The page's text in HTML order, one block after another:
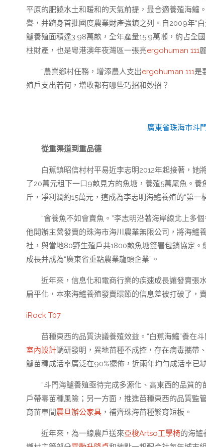
平原的肥饒水土和暖和的天氣前提，最合適養殖海鱸
譽，并躋身首批國度農業財產強鎮之列。自2009年“
鱸養殖面積達3.98萬畝，全年產量15.9萬噸，約占全
柱財產，也是粵港澳年夜灣區一張亮ergohuman 111
“農業鄉村任務，增添農人支出ergohuman 111是
殖戶支出若何，增收都有哪些巧招和妙招？
廣東省珠海市斗
從重渠道到重品德
白蕉鎮昭信村村平易近李志明2012年起接著，
了20萬元租下一口9畝見方的魚塘，養殖5萬尾魚。養
斤，凈利潤約15萬元，這成為李志明海鱸養殖的“第一
“會養魚不如會賣魚。”李志明沿著海岸線北上多
他開辦主營發賣的珠海市海川農業無限公司，將海鱸
社，與當地80野生殖戶共1800畝魚塘簽署包銷協定。
成長并成為“廣東省重點農業龍頭企業”。
近年來，信息化和電商行業的疾速成長讓發賣張
扁平化，本來海鱸養殖發賣環節的信息差被打破了，
iRock T07
苗種東西的品質決議養殖效益。“白蕉海鱸”養在
室內設計調研發明，異地苗種不成控，存在病毒攜帶
鱸苗種成活率廣泛在90%擺佈，近兩年均勻成活率已
“斗門海鱸養殖亟待完成多源化、高東西的品質的
戶帶毒苗種風險；另一方面，推進苗種東西的品質監
育苗車間震旦辦公家具 ，補齊珠海苗種繁育短板。
近年來，為一線農戶送來亞梭Artso工學椅的海鱸